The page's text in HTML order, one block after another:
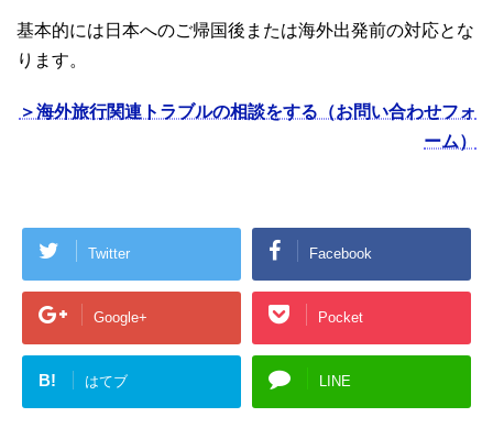
基本的には日本へのご帰国後または海外出発前の対応とな
ります。
＞海外旅行関連トラブルの相談をする（お問い合わせフォ
ーム）
Twitter Facebook
Google+ Pocket
B! はてブ LINE